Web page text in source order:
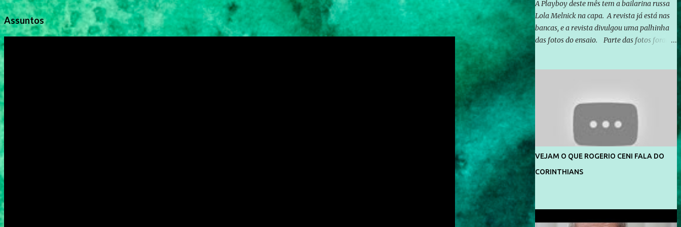
Assuntos
A Playboy deste mês tem a bailarina russa
Lola Melnick na capa. A revista já está nas
bancas, e a revista divulgou uma palhinha
das fotos do ensaio. Parte das fotos foram
divulga capa e primeiras fotos de Lola
Melnick - @aredacao
VEJAM O QUE ROGERIO CENI FALA DO
CORINTHIANS